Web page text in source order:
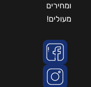
ומחירים
מעולים!